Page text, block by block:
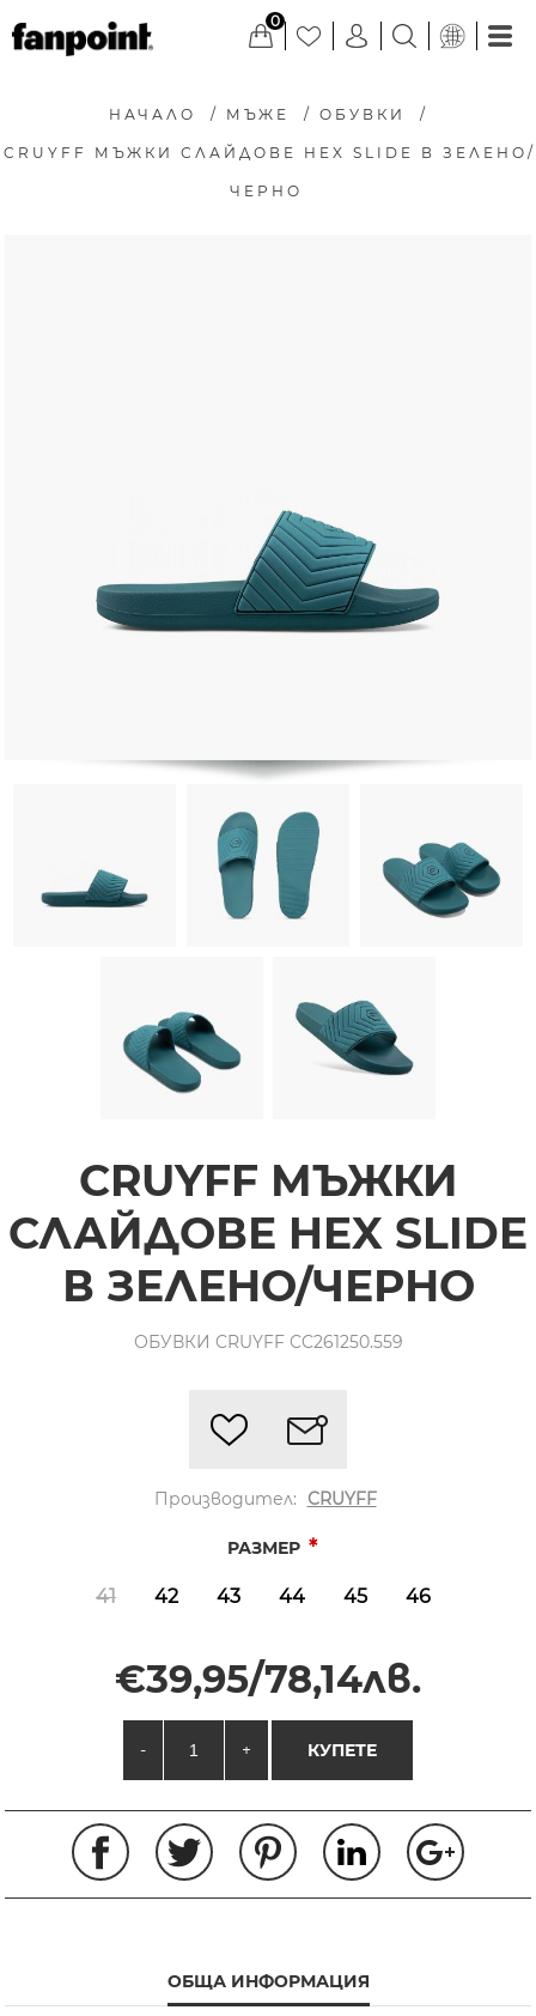
0
НАЧАЛО / МЪЖЕ / ОБУВКИ /
CRUYFF МЪЖКИ СЛАЙДОВЕ HEX SLIDE В ЗЕЛЕНО/
ЧЕРНО
CRUYFF МЪЖКИ
СЛАЙДОВЕ HEX SLIDE
В ЗЕЛЕНО/ЧЕРНО
ОБУВКИ CRUYFF CC261250.559
Производител: CRUYFF
РАЗМЕР *
41 42 43 44 45 46
€39,95/78,14лв.
- + КУПЕТЕ
ОБЩА ИНФОРМАЦИЯ